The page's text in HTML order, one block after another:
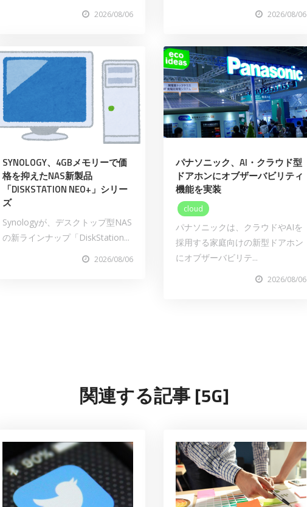
2026/08/06 2026/08/06
SYNOLOGY、4GBメモリーで価
格を抑えたNAS新製品
「DISKSTATION NEO+」シリー
ズ
Synologyが、デスクトップ型NAS
の新ラインナップ「DiskStation...
2026/08/06
パナソニック、AI・クラウド型
ドアホンにオブザーバビリティ
機能を実装
cloud
パナソニックは、クラウドやAIを
採用する家庭向けの新型ドアホン
にオブザーバビリテ...
2026/08/06
関連する記事 [5G]